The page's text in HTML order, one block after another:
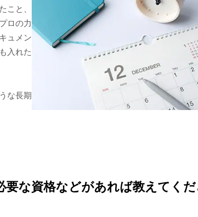
こと、
ロの力
ュメン
入れた
な長期
な資格などがあれば教えてくだ